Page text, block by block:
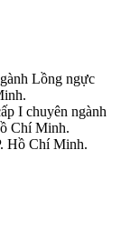
Lồng ngực
I chuyên ngành
Chí Minh.
Hồ Chí Minh.